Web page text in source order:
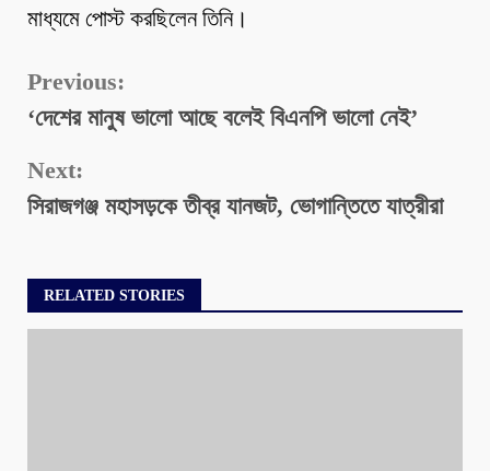
মাধ্যমে পোস্ট করছিলেন তিনি।
Continue
Reading
Previous:
‘দেশের মানুষ ভালো আছে বলেই বিএনপি ভালো নেই’
Next:
সিরাজগঞ্জ মহাসড়কে তীব্র যানজট, ভোগান্তিতে যাত্রীরা
RELATED STORIES